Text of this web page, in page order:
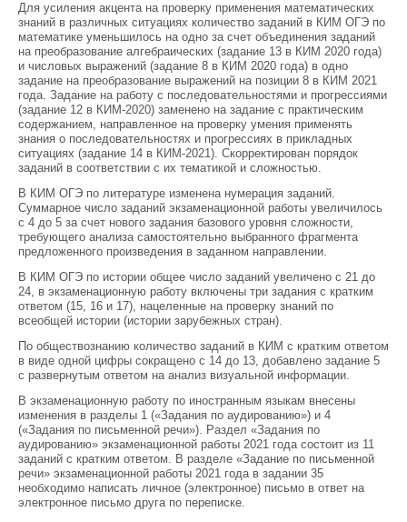
Для усиления акцента на проверку применения математических
знаний в различных ситуациях количество заданий в КИМ ОГЭ по
математике уменьшилось на одно за счет объединения заданий
на преобразование алгебраических (задание 13 в КИМ 2020 года)
и числовых выражений (задание 8 в КИМ 2020 года) в одно
задание на преобразование выражений на позиции 8 в КИМ 2021
года. Задание на работу с последовательностями и прогрессиями
(задание 12 в КИМ-2020) заменено на задание с практическим
содержанием, направленное на проверку умения применять
знания о последовательностях и прогрессиях в прикладных
ситуациях (задание 14 в КИМ-2021). Скорректирован порядок
заданий в соответствии с их тематикой и сложностью.
В КИМ ОГЭ по литературе изменена нумерация заданий.
Суммарное число заданий экзаменационной работы увеличилось
с 4 до 5 за счет нового задания базового уровня сложности,
требующего анализа самостоятельно выбранного фрагмента
предложенного произведения в заданном направлении.
В КИМ ОГЭ по истории общее число заданий увеличено с 21 до
24, в экзаменационную работу включены три задания с кратким
ответом (15, 16 и 17), нацеленные на проверку знаний по
всеобщей истории (истории зарубежных стран).
По обществознанию количество заданий в КИМ с кратким ответом
в виде одной цифры сокращено с 14 до 13, добавлено задание 5
с развернутым ответом на анализ визуальной информации.
В экзаменационную работу по иностранным языкам внесены
изменения в разделы 1 («Задания по аудированию») и 4
(«Задания по письменной речи»). Раздел «Задания по
аудированию» экзаменационной работы 2021 года состоит из 11
заданий с кратким ответом. В разделе «Задание по письменной
речи» экзаменационной работы 2021 года в задании 35
необходимо написать личное (электронное) письмо в ответ на
электронное письмо друга по переписке.